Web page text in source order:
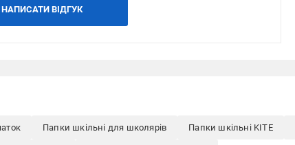
НАПИСАТИ ВІДГУК
Папки шкільні для школярів Папки шкільні KITE